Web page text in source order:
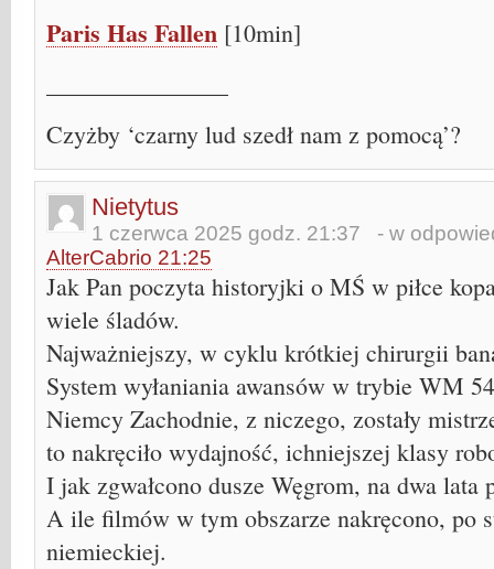
Paris Has Fallen [10min]
Czyżby ‘czarny lud szedł nam z pomocą’?
Nietytus
1 czerwca 2025 godz. 21:37 - w
AlterCabrio 21:25
Jak Pan poczyta historyjki o MŚ w piłce
wiele śladów.
Najważniejszy, w cyklu krótkiej chirurgii
System wyłaniania awansów w trybie WM
Niemcy Zachodnie, z niczego, zostały
to nakręciło wydajność, ichniejszej klasy
I jak zgwałcono dusze Węgrom, na dwa lata
A ile filmów w tym obszarze nakręcono, po
niemieckiej.